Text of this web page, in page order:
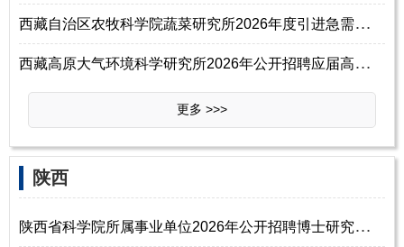
西
藏自治区农牧科学院蔬菜研究所2026年度引进急需紧缺人才公告
西
藏高原大气环境科学研究所2026年公开招聘应届高校毕业生公告（第一批）
更多 >>>
‌‌陕西
陕
西省科学院所属事业单位2026年公开招聘博士研究生公告